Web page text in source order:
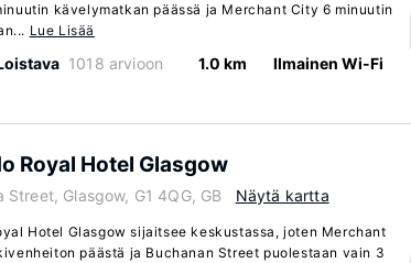
kävelymatkan päässä ja Merchant City 6 minuutin
Lue Lisää
1018 arvioon 1.0 km Ilmainen Wi-Fi
Royal Hotel Glasgow
Street, Glasgow, G1 4QG, GB Näytä kartta
Hotel Glasgow sijaitsee keskustassa, joten Merchant
päästä ja Buchanan Street puolestaan vain 3